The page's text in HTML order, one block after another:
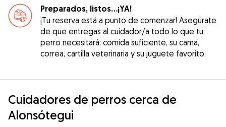
Preparados, listos...¡YA!
¡Tu reserva está a punto de comenzar! Asegúrate
de que entregas al cuidador/a todo lo que tu
perro necesitará: comida suficiente, su cama,
correa, cartilla veterinaria y su juguete favorito.
Cuidadores de perros cerca de
Alonsótegui